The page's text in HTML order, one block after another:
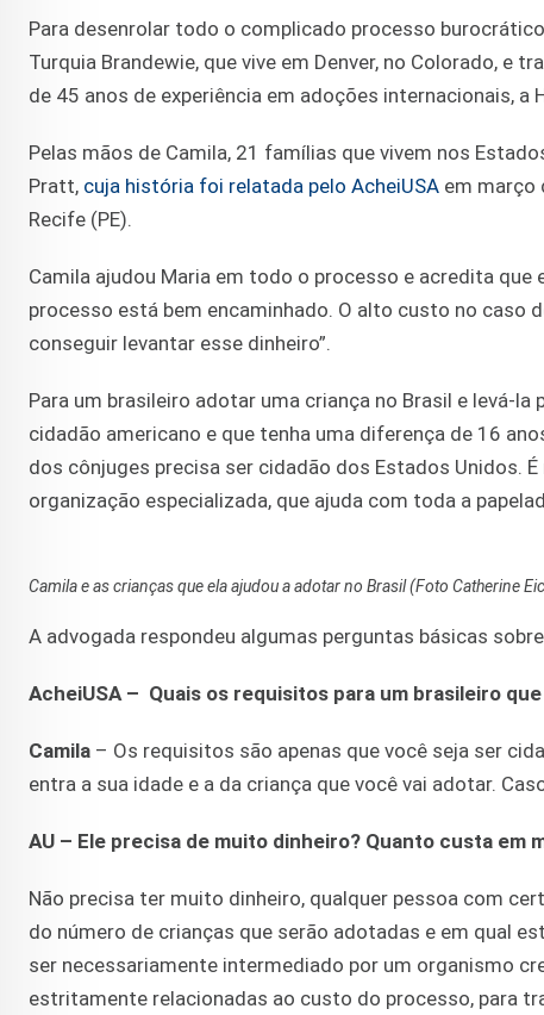
Para desenrolar todo o complicado processo
Turquia Brandewie, que vive em Denver, no Colorado, e
de 45 anos de experiência em adoções internacionais, a
Pelas mãos de Camila, 21 famílias que vivem nos
Pratt, cuja história foi relatada pelo AcheiUSA em março
Recife (PE).
Camila ajudou Maria em todo o processo e acredita que
processo está bem encaminhado. O alto custo no caso
conseguir levantar esse dinheiro”.
Para um brasileiro adotar uma criança no Brasil e levá-
cidadão americano e que tenha uma diferença de 16
dos cônjuges precisa ser cidadão dos Estados Unidos.
organização especializada, que ajuda com toda a
Camila e as crianças que ela ajudou a adotar no Brasil (Foto Catherine
A advogada respondeu algumas perguntas básicas
AcheiUSA – Quais os requisitos para um brasileiro
Camila – Os requisitos são apenas que você seja ser
entra a sua idade e a da criança que você vai adotar.
AU – Ele precisa de muito dinheiro? Quanto custa em
Não precisa ter muito dinheiro, qualquer pessoa com
do número de crianças que serão adotadas e em qual
ser necessariamente intermediado por um organismo
estritamente relacionadas ao custo do processo, para